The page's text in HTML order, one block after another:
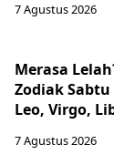
7 Agustus 2026
Merasa
Zodiak
Leo, Virgo,
7 Agustus 2026